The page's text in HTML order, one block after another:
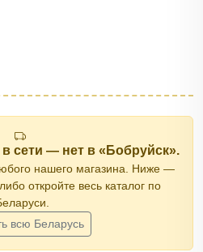
сети — нет в «Бобруйск».
нашего магазина. Ниже —
откройте весь каталог по
всю Беларусь